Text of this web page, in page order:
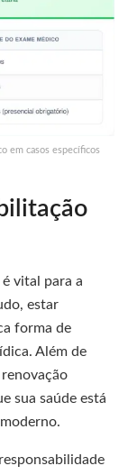
em casos específicos
vital para a
estar
forma de
Além de
sua saúde está